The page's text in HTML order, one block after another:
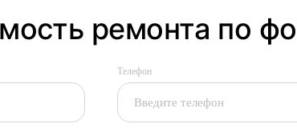
ремонта по
Телефон